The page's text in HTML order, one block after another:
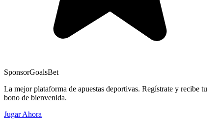
SponsorGoalsBet
La mejor plataforma de apuestas deportivas. Regístrate y recibe tu
bono de bienvenida.
Jugar Ahora